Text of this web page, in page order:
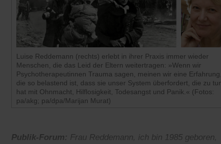
Luise Reddemann (rechts) erlebt in ihrer Praxis immer wieder
Menschen, die das Leid der Eltern weitertragen: »Wenn wir
Psychotherapeutinnen Trauma sagen, meinen wir eine
die so belastend ist, dass sie unser System überfordert, die zu
hat mit Ohnmacht, Hilflosigkeit, Todesangst und Panik.« (Fotos:
pa/akg; pa/dpa/Marijan Murat)
Publik-Forum: Frau Reddemann, ich bin 1985 geboren,